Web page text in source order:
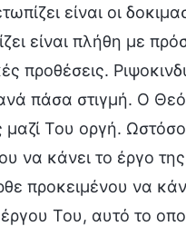
είναι οι
είναι πλήθη με
προθέσεις.
πάσα στιγμή. Ο
μαζί Του οργή.
να κάνει το έργο
προκειμένου να
Του, αυτό το